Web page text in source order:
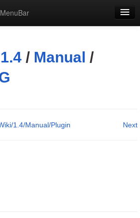
MenuBar
1.4 / Manual /
Next
1.4/Manual/Plugin